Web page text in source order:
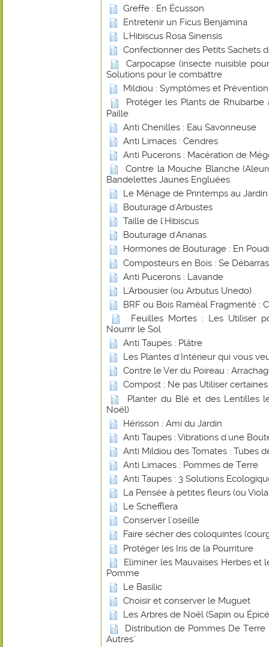
Greffe : En Écusson
Entretenir un Ficus Benjamina
L'Hibiscus Rosa Sinensis
Confectionner des Petits Sachets
Carpocapse (insecte nuisible
Solutions pour le combattre
Mildiou : Symptômes et Prévention
Protéger les Plants de
Paille
Anti Chenilles : Eau Savonneuse
Anti Limaces : Cendres
Anti Pucerons : Macération de
Contre la Mouche Blanche
Bandelettes Jaunes Engluées
Le Ménage de Printemps au Jardin
Bouturage d'Arbustes
Taille de l'Hibiscus
Bouturage d'Ananas
Hormones de Bouturage : En
Composteurs en Bois : Se
Anti Pucerons : Lavande
L'Arbousier (ou Arbutus Unedo)
BRF ou Bois Raméal Fragmenté :
Feuilles Mortes : Les Utiliser
Nourrir le Sol
Anti Taupes : Plâtre
Les Plantes d'Intérieur qui vous
Contre le Ver du Poireau :
Compost : Ne pas Utiliser
Planter du Blé et des Lentilles
Noël)
Hérisson : Ami du Jardin
Anti Taupes : Vibrations d'une
Anti Mildiou des Tomates : Tubes
Anti Limaces : Pommes de Terre
Anti Taupes : 3 Solutions
La Pensée à petites fleurs (ou
Le Schefflera
Conserver l'oseille
Faire sécher des coloquintes
Protéger les Iris de la Pourriture
Eliminer les Mauvaises Herbes et
Pomme
Le Basilic
Choisir et conserver le Muguet
Les Arbres de Noël (Sapin ou
Distribution de Pommes De
Autres"